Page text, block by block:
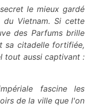
le mieux gardé
du Vietnam. Si cette
des Parfums brille
sa citadelle fortifiée,
tout aussi captivant :
fascine les
de la ville que l'on